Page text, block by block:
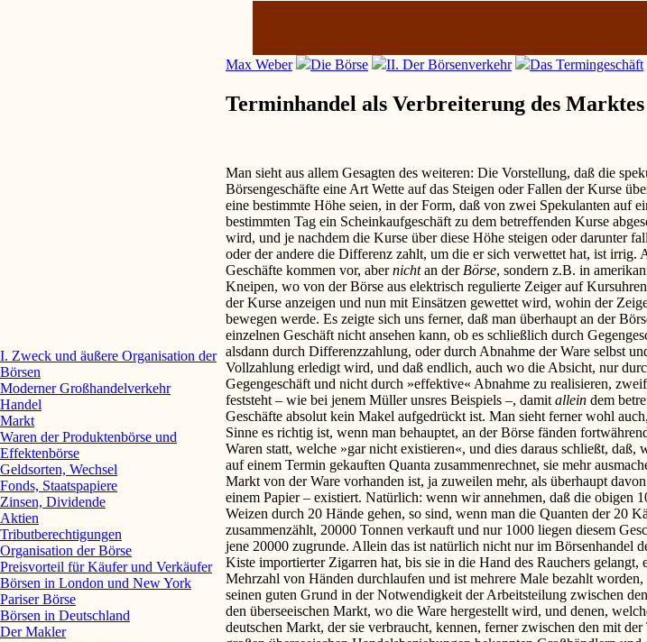
Max Weber Die Börse II. Der Börsenverkehr Das Termingeschäft
Terminhandel als Verbreiterung des Marktes
Man sieht aus allem Gesagten des weiteren: Die Vorstellung, daß die
Börsengeschäfte eine Art Wette auf das Steigen oder Fallen der Kurse
eine bestimmte Höhe seien, in der Form, daß von zwei Spekulanten auf
bestimmten Tag ein Scheinkaufgeschäft zu dem betreffenden Kurse
wird, und je nachdem die Kurse über diese Höhe steigen oder darunter
oder der andere die Differenz zahlt, um die er sich verwettet hat, ist irrig.
Geschäfte kommen vor, abernichtan der Börse, sondern z.B. in
Kneipen, wo von der Börse aus elektrisch regulierte Zeiger auf
der Kurse anzeigen und nun mit Einsätzen gewettet wird, wohin der
bewegen werde. Es zeigte sich uns ferner, daß man überhaupt an der
einzelnen Geschäft nicht ansehen kann, ob es schließlich durch
alsdann durch Differenzzahlung, oder durch Abnahme der Ware selbst
Vollzahlung erledigt wird, und daß endlich, auch wo die Absicht, nur
Gegengeschäft und nicht durch »effektive« Abnahme zu realisieren,
feststeht – wie bei jenem Müller unsres Beispiels –, damit allein dem
Geschäfte absolut kein Makel aufgedrückt ist. Man sieht ferner wohl
Sinne es richtig ist, wenn man behauptet, an der Börse fänden
Waren statt, welche »gar nicht existieren«, und dies daraus schließt, daß,
auf einem Termin gekauften Quanta zusammenrechnet, sie mehr
Markt von der Ware vorhanden ist, ja zuweilen mehr, als überhaupt
einem Papier – existiert. Natürlich: wenn wir annehmen, daß die obigen
Weizen durch 20 Hände gehen, so sind, wenn man die Quanten der 20
zusammenzählt, 20000 Tonnen verkauft und nur 1000 liegen diesem
jene 20000 zugrunde. Allein das ist natürlich nicht nur im Börsenhandel
Kiste importierter Zigarren hat, bis sie in die Hand des Rauchers gelangt,
Mehrzahl von Händen durchlaufen und ist mehrere Male bezahlt worden,
seinen guten Grund in der Notwendigkeit der Arbeitsteilung zwischen
den überseeischen Markt, wo die Ware hergestellt wird, und denen,
deutschen Markt, der sie verbraucht, kennen, ferner zwischen den mit
I. Zweck und äußere Organisation der
Börsen
Moderner Großhandelverkehr
Handel
Markt
Waren der Produktenbörse und
Effektenbörse
Geldsorten, Wechsel
Fonds, Staatspapiere
Zinsen, Dividende
Aktien
Tributberechtigungen
Organisation der Börse
Preisvorteil für Käufer und Verkäufer
Börsen in London und New York
Pariser Börse
Börsen in Deutschland
Der Makler